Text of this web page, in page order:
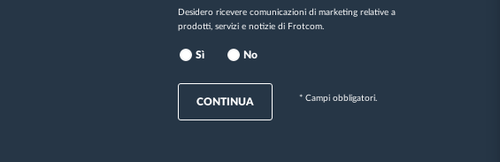
Desidero ricevere comunicazioni di marketing relative a
prodotti, servizi e notizie di Frotcom.
Sì No
CONTINUA * Campi obbligatori.